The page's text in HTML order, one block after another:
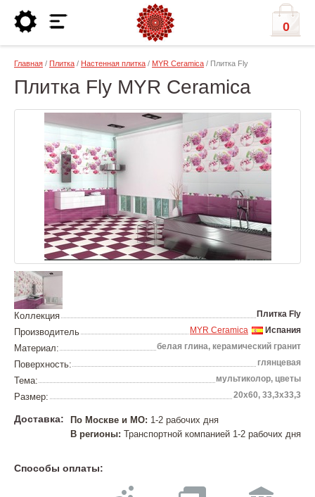
0
Главная / Плитка / Настенная плитка / MYR Ceramica / Плитка Fly
Плитка Fly MYR Ceramica
Коллекция Плитка Fly
Производитель Испания
MYR Ceramica
Материал: белая глина, керамический гранит
Поверхность: глянцевая
Тема: мультиколор, цветы
Размер: 20х60, 33,3х33,3
Доставка: По Москве и МО: 1-2 рабочих дня
В регионы: Транспортной компанией 1-2 рабочих дня
Способы оплаты: